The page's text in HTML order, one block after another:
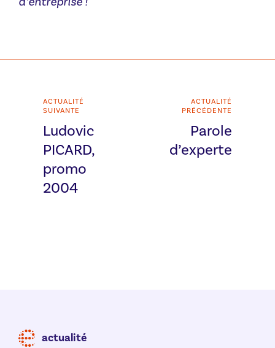
ACTUALITÉ
SUIVANTE
Ludovic
PICARD,
promo
2004
ACTUALITÉ
PRÉCÉDENTE
Parole
d’experte
actualité